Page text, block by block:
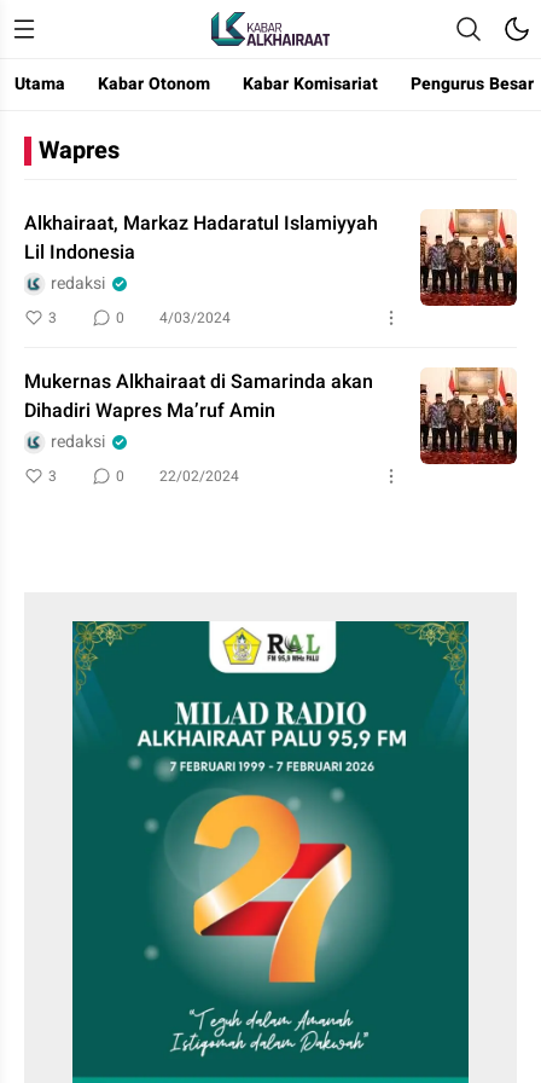
Kabar Alkhairaat
Mengabarkan Kebaikan
Utama Kabar Otonom Kabar Komisariat Pengurus Besar
Wapres
Alkhairaat, Markaz Hadaratul Islamiyyah
Lil Indonesia
redaksi
3 0 4/03/2024
Mukernas Alkhairaat di Samarinda akan
Dihadiri Wapres Ma’ruf Amin
redaksi
3 0 22/02/2024